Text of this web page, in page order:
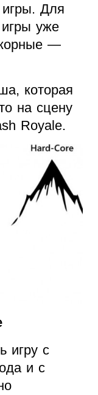
Для
игры уже
—
которая
на сцену
Royale.
игру с
и с